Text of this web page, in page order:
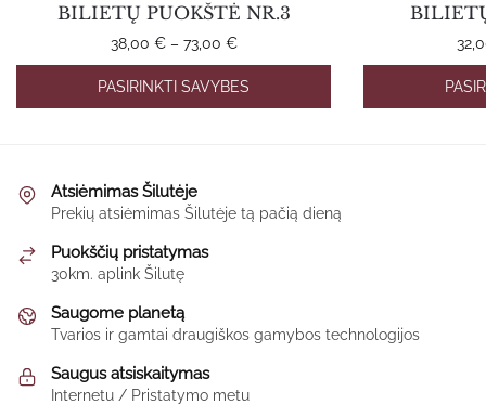
BILIETŲ PUOKŠTĖ NR.3
38,00 € – 73,00 €Price
range:
38,00 €
through
PASIRINKTI SAVYBES
This
product
variants.
The
may
be
chosen
on
the
product
Atsiėmimas Šilutėje
Prekių atsiėmimas Šilutėje tą pačią dieną
Puokščių pristatymas
30km. aplink Šilutę
Saugome planetą
Tvarios ir gamtai draugiškos gamybos technologijos
Saugus atsiskaitymas
Internetu / Pristatymo metu